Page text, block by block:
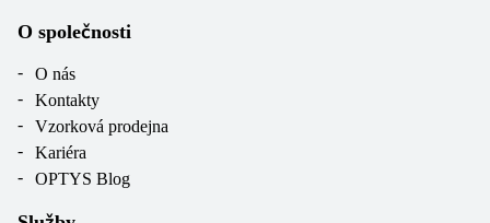
O společnosti
O nás
Kontakty
Vzorková prodejna
Kariéra
OPTYS Blog